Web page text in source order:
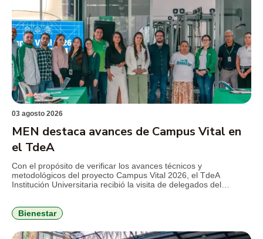
03 agosto 2026
MEN destaca avances de Campus Vital en
el TdeA
Con el propósito de verificar los avances técnicos y
metodológicos del proyecto Campus Vital 2026, el TdeA
Institución Universitaria recibió la visita de delegados del
estudiantil y consolidar estrategias de bienestar con enfoque
integral. Durante la jornada, el […]
Bienestar